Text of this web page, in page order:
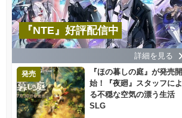
『NTE』好評配信中
詳細を見る
発売
『ほの暮しの庭』が発売開
始！『夜廻』スタッフによ
る不穏な空気の漂う生活
SLG